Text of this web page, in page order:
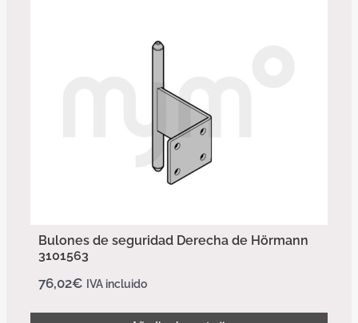
Bulones de seguridad Derecha de Hörmann
3101563
76,02€ IVA incluido